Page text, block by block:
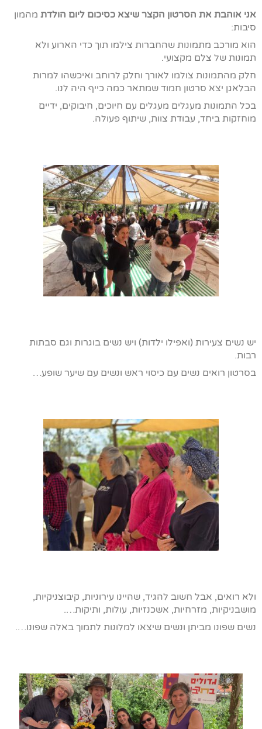
אני אוהבת את הסרטון הקצר שיצא כסיכום ליום הולדת מהמון
סיבות:
הוא מורכב מתמונות שהחברות צילמו תוך כדי הארוע ולא
תמונות של צלם מקצועי.
חלק מהתמונות צולמו לאורך וחלק לרוחב ואיכשהו למרות
הבלאגן יצא סרטון חמוד שמתאר כמה כייף היה לנו.
בכל התמונות מעגלים מעגלים עם חיוכים, חיבוקים, ידיים
מוחזקות ביחד, עבודת צוות, שיתוף פעולה.
יש נשים צעירות (ואפילו ילדות) ויש נשים בוגרות וגם סבתות
רבות.
בסרטון רואים נשים עם כיסוי ראש ונשים עם שיער שופע…
ולא רואים, אבל חשוב להגיד, שהיינו עירוניות, קיבוצניקיות,
מושבניקיות, מזרחיות, אשכנזיות, עולות, ותיקות….
נשים שפונו מביתן ונשים שיצאו למלונות לתמוך באלה שפונו….